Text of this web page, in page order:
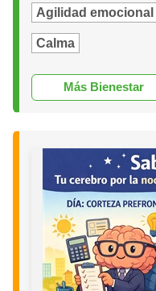
Agilidad emocional
Calma
Más Bienestar